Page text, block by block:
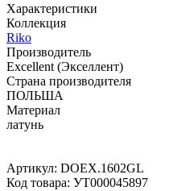
Характеристики
Коллекция
Riko
Производитель
Excellent (Экселлент)
Страна производителя
ПОЛЬША
Материал
латунь
Артикул: DOEX.1602GL
Код товара: УТ000045897